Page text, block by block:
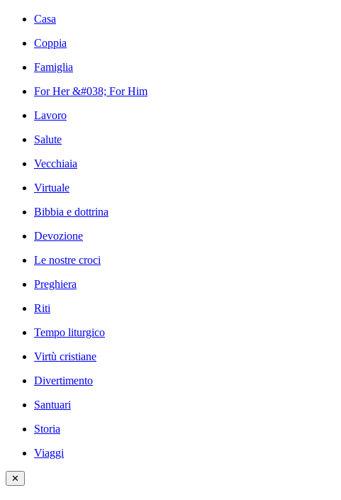
Casa
Coppia
Famiglia
For Her &#038; For Him
Lavoro
Salute
Vecchiaia
Virtuale
Bibbia e dottrina
Devozione
Le nostre croci
Preghiera
Riti
Tempo liturgico
Virtù cristiane
Divertimento
Santuari
Storia
Viaggi
✕